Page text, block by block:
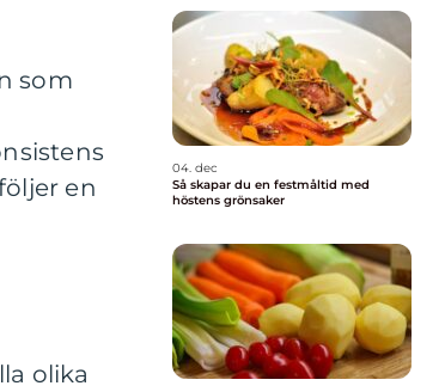
som
en
olika
04. dec
Så skapar du en festmåltid med
höstens grönsaker